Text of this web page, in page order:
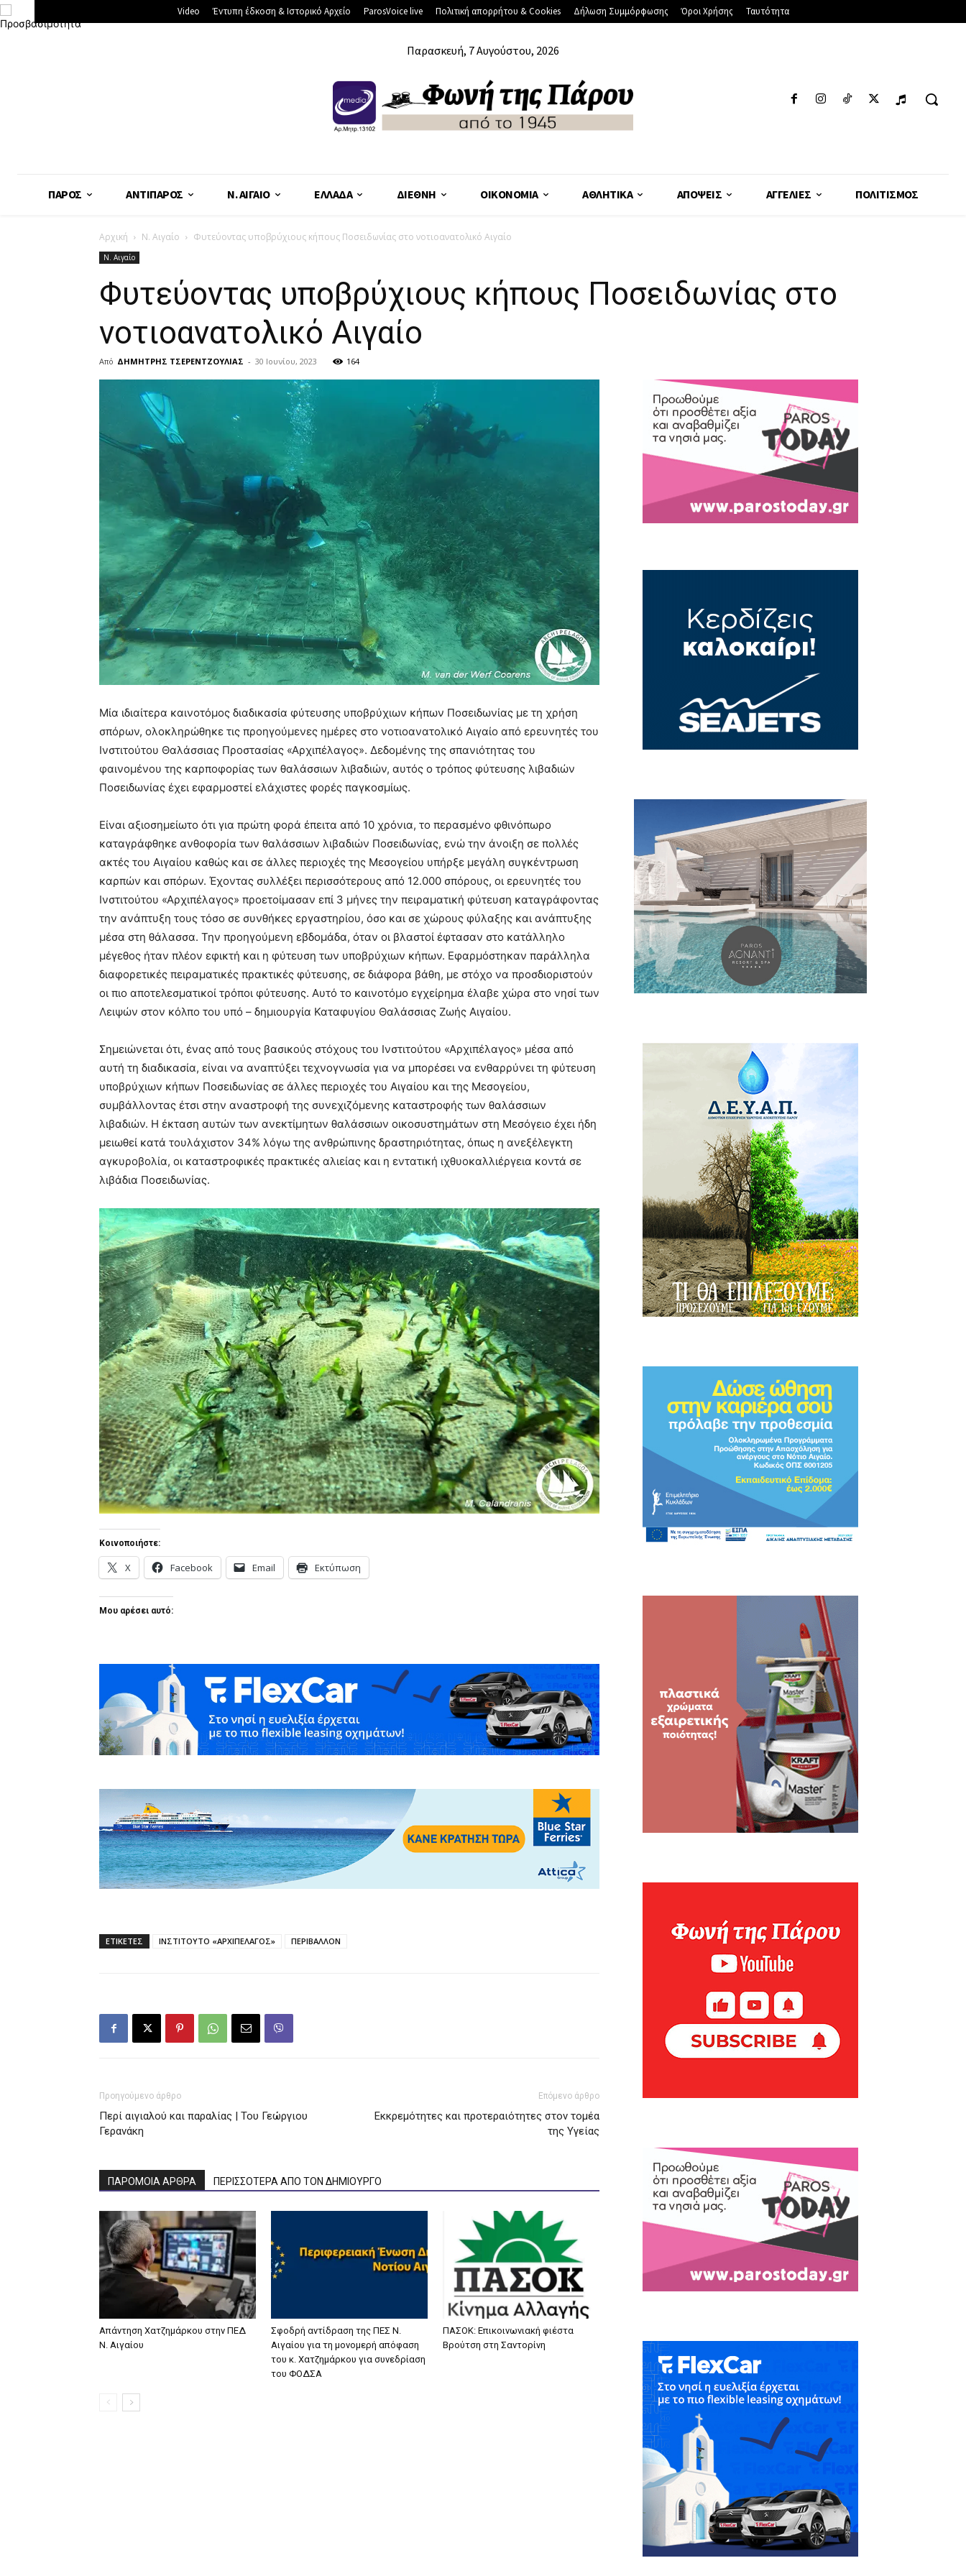
Video Έντυπη έδκοση & Ιστορικό Αρχείο ParosVoice live Πολιτική απορρήτου & Cookies Δήλωση Συμμόρφωσης Όροι Χρήσης Ταυτότητα
Παρασκευή, 7 Αυγούστου, 2026
ΠΆΡΟΣ ΑΝΤΊΠΑΡΟΣ Ν. ΑΙΓΑΊΟ ΕΛΛΆΔΑ ΔΙΕΘΝΉ ΟΙΚΟΝΟΜΊΑ ΑΘΛΗΤΙΚΆ ΑΠΌΨΕΙΣ ΑΓΓΕΛΊΕΣ ΠΟΛΙΤΙΣΜΌΣ
Αρχική Ν. Αιγαίο Φυτεύοντας υποβρύχιους κήπους Ποσειδωνίας στο νοτιοανατολικό Αιγαίο
Ν. Αιγαίο
Φυτεύοντας υποβρύχιους κήπους Ποσειδωνίας στο
νοτιοανατολικό Αιγαίο
Από ΔΗΜΗΤΡΗΣ ΤΣΕΡΕΝΤΖΟΥΛΙΑΣ - 30 Ιουνίου, 2023 164
Μία ιδιαίτερα καινοτόμος διαδικασία φύτευσης υποβρύχιων κήπων Ποσειδωνίας με τη χρήση
σπόρων, ολοκληρώθηκε τις προηγούμενες ημέρες στο νοτιοανατολικό Αιγαίο από ερευνητές του
Ινστιτούτου Θαλάσσιας Προστασίας «Αρχιπέλαγος». Δεδομένης της σπανιότητας του
φαινομένου της καρποφορίας των θαλάσσιων λιβαδιών, αυτός ο τρόπος φύτευσης λιβαδιών
Ποσειδωνίας έχει εφαρμοστεί ελάχιστες φορές παγκοσμίως.
Είναι αξιοσημείωτο ότι για πρώτη φορά έπειτα από 10 χρόνια, το περασμένο φθινόπωρο
καταγράφθηκε ανθοφορία των θαλάσσιων λιβαδιών Ποσειδωνίας, ενώ την άνοιξη σε πολλές
ακτές του Αιγαίου καθώς και σε άλλες περιοχές της Μεσογείου υπήρξε μεγάλη συγκέντρωση
καρπών και σπόρων. Έχοντας συλλέξει περισσότερους από 12.000 σπόρους, οι ερευνητές του
Ινστιτούτου «Αρχιπέλαγος» προετοίμασαν επί 3 μήνες την πειραματική φύτευση καταγράφοντας
την ανάπτυξη τους τόσο σε συνθήκες εργαστηρίου, όσο και σε χώρους φύλαξης και ανάπτυξης
μέσα στη θάλασσα. Την προηγούμενη εβδομάδα, όταν οι βλαστοί έφτασαν στο κατάλληλο
μέγεθος ήταν πλέον εφικτή και η φύτευση των υποβρύχιων κήπων. Εφαρμόστηκαν παράλληλα
διαφορετικές πειραματικές πρακτικές φύτευσης, σε διάφορα βάθη, με στόχο να προσδιοριστούν
οι πιο αποτελεσματικοί τρόποι φύτευσης. Αυτό το καινοτόμο εγχείρημα έλαβε χώρα στο νησί των
Λειψών στον κόλπο του υπό – δημιουργία Καταφυγίου Θαλάσσιας Ζωής Αιγαίου.
Σημειώνεται ότι, ένας από τους βασικούς στόχους του Ινστιτούτου «Αρχιπέλαγος» μέσα από
αυτή τη διαδικασία, είναι να αναπτύξει τεχνογνωσία για να μπορέσει να ενθαρρύνει τη φύτευση
υποβρύχιων κήπων Ποσειδωνίας σε άλλες περιοχές του Αιγαίου και της Μεσογείου,
συμβάλλοντας έτσι στην αναστροφή της συνεχιζόμενης καταστροφής των θαλάσσιων
λιβαδιών. Η έκταση αυτών των ανεκτίμητων θαλάσσιων οικοσυστημάτων στη Μεσόγειο έχει ήδη
μειωθεί κατά τουλάχιστον 34% λόγω της ανθρώπινης δραστηριότητας, όπως η ανεξέλεγκτη
αγκυροβολία, οι καταστροφικές πρακτικές αλιείας και η εντατική ιχθυοκαλλιέργεια κοντά σε
λιβάδια Ποσειδωνίας.
Κοινοποιήστε:
X Facebook Email Εκτύπωση
Μου αρέσει αυτό:
ΕΤΙΚΕΤΕΣ ΙΝΣΤΙΤΟΥΤΟ «ΑΡΧΙΠΕΛΑΓΟΣ» ΠΕΡΙΒΑΛΛΟΝ
Προηγούμενο άρθρο
Περί αιγιαλού και παραλίας | Του Γεώργιου
Γερανάκη
Επόμενο άρθρο
Εκκρεμότητες και προτεραιότητες στον τομέα
της Υγείας
ΠΑΡΟΜΟΙΑ ΑΡΘΡΑ ΠΕΡΙΣΣΟΤΕΡΑ ΑΠΟ ΤΟΝ ΔΗΜΙΟΥΡΓΟ
Απάντηση Χατζημάρκου στην ΠΕΔ
Ν. Αιγαίου
Σφοδρή αντίδραση της ΠΕΣ Ν.
Αιγαίου για τη μονομερή απόφαση
του κ. Χατζημάρκου για συνεδρίαση
του ΦΟΔΣΑ
ΠΑΣΟΚ: Επικοινωνιακή φιέστα
Βρούτση στη Σαντορίνη